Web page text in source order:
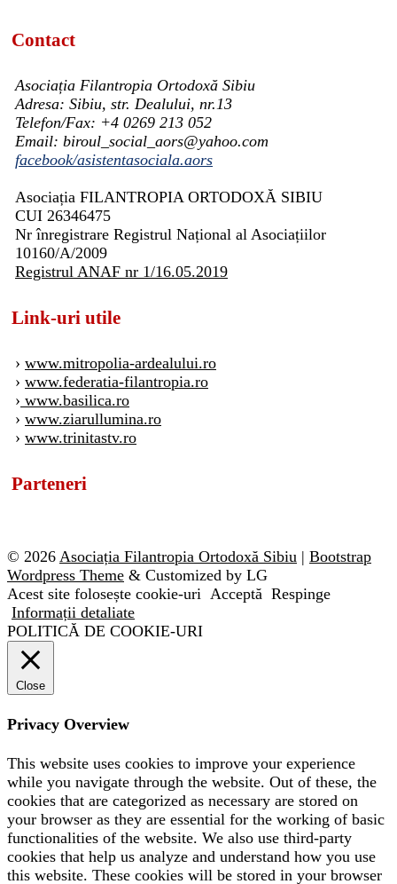
Contact
Asociația Filantropia Ortodoxă Sibiu
Adresa: Sibiu, str. Dealului, nr.13
Telefon/Fax: +4 0269 213 052
Email: biroul_social_aors@yahoo.com
facebook/asistentasociala.aors
Asociația FILANTROPIA ORTODOXĂ SIBIU
CUI 26346475
Nr înregistrare Registrul Național al Asociațiilor
10160/A/2009
Registrul ANAF nr 1/16.05.2019
Link-uri utile
› www.mitropolia-ardealului.ro
› www.federatia-filantropia.ro
› www.basilica.ro
› www.ziarullumina.ro
› www.trinitastv.ro
Parteneri
© 2026 Asociația Filantropia Ortodoxă Sibiu | Bootstrap
Wordpress Theme & Customized by LG
Acest site folosește cookie-uri Acceptă Respinge
Informații detaliate
POLITICĂ DE COOKIE-URI
Close
Privacy Overview
This website uses cookies to improve your experience
while you navigate through the website. Out of these, the
cookies that are categorized as necessary are stored on
your browser as they are essential for the working of basic
functionalities of the website. We also use third-party
cookies that help us analyze and understand how you use
this website. These cookies will be stored in your browser